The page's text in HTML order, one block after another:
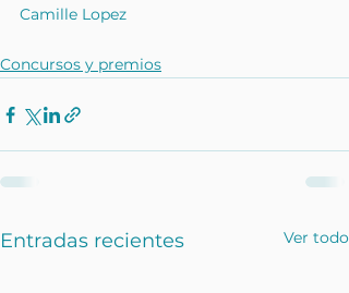
Camille Lopez
Concursos y premios
Entradas recientes Ver todo